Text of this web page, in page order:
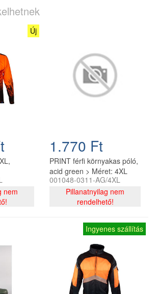
Új
nem
1.770 Ft
PRINT férfi környakas póló,
acid green > Méret: 4XL
001048-0311-AG/4XL
Pillanatnyilag nem
rendelhető!
Ingyenes szállítás